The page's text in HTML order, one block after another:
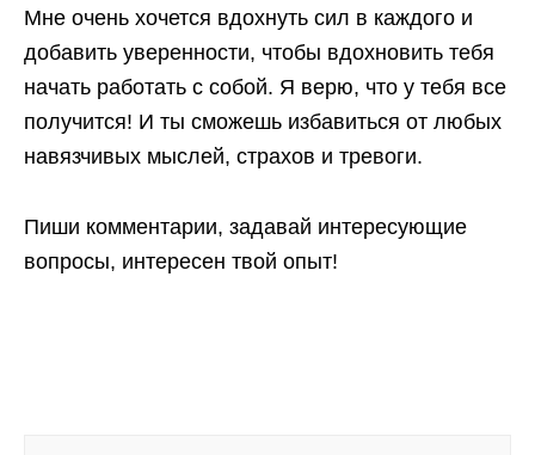
Мне очень хочется вдохнуть сил в каждого и
добавить уверенности, чтобы вдохновить тебя
начать работать с собой. Я верю, что у тебя все
получится! И ты сможешь избавиться от любых
навязчивых мыслей, страхов и тревоги.
Пиши комментарии, задавай интересующие
вопросы, интересен твой опыт!